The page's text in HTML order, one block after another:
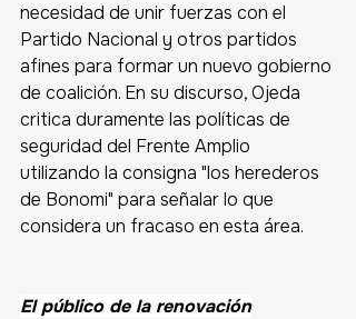
necesidad de unir fuerzas con el
Partido Nacional y otros partidos
afines para formar un nuevo gobierno
de coalición. En su discurso, Ojeda
critica duramente las políticas de
seguridad del Frente Amplio
utilizando la consigna "los herederos
de Bonomi" para señalar lo que
considera un fracaso en esta área.
El público de la renovación